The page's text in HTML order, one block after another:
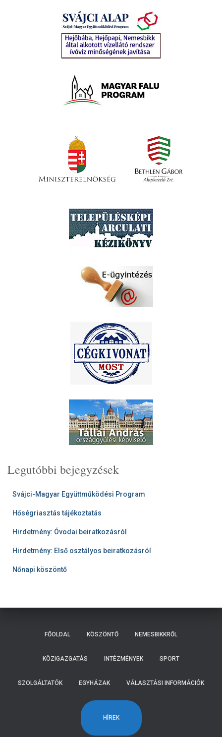
Legutóbbi bejegyzések
Svájci-Magyar Együttműködési Program
Hőségriasztás tájékoztatás
Hirdetmény: Óvodai beiratkozásról
Hirdetmény: Első osztályos beiratkozásról
Nőnapi köszöntő
FŐOLDAL KÖSZÖNTŐ NEMESBIKKRŐL
KÖZIGAZGATÁS INTÉZMÉNYEK SPORT
SZOLGÁLTATÓK EGYHÁZAK VÁLASZTÁSI INFORMÁCIÓK
HÍREK